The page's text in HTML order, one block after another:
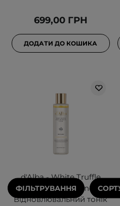
699,00 ГРН
ДОДАТИ ДО КОШИКА
d'Alba - White Truffle
First Aromatic Toner -
Відновлювальний тонік
ФІЛЬТРУВАННЯ